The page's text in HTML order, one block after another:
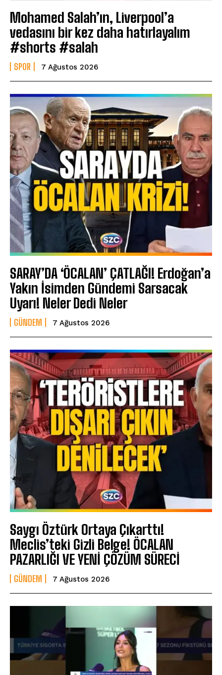
Mohamed Salah’ın, Liverpool’a
vedasını bir kez daha hatırlayalım
#shorts #salah
SPOR 7 Ağustos 2026
SARAY’DA ‘ÖCALAN’ ÇATLAĞI! Erdoğan’a
Yakın İsimden Gündemi Sarsacak
Uyarı! Neler Dedi Neler
GÜNDEM 7 Ağustos 2026
Saygı Öztürk Ortaya Çıkarttı!
Meclis’teki Gizli Belge! ÖCALAN
PAZARLIĞI VE YENİ ÇÖZÜM SÜRECİ
GÜNDEM 7 Ağustos 2026